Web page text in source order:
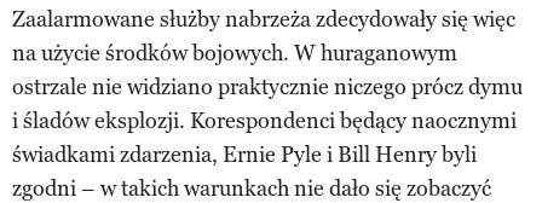
Zaalarmowane służby nabrzeża zdecydowały się więc
na użycie środków bojowych. W huraganowym
ostrzale nie widziano praktycznie niczego prócz dymu
i śladów eksplozji. Korespondenci będący naocznymi
świadkami zdarzenia, Ernie Pyle i Bill Henry byli
zgodni – w takich warunkach nie dało się zobaczyć